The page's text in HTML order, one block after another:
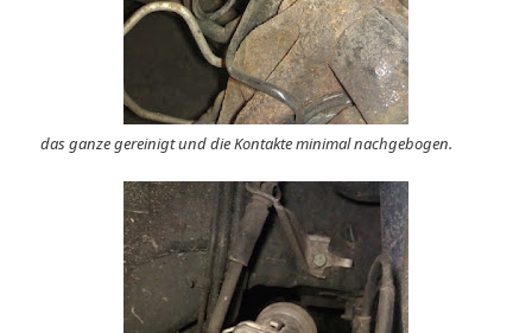
das ganze gereinigt und die Kontakte minimal nachgebogen.